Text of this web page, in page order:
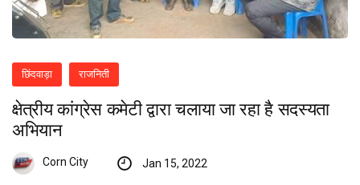
छिंदवाड़ा राजनिती
क्षेत्रीय कांग्रेस कमेटी द्वारा चलाया जा रहा है सदस्यता
अभियान
Corn City Jan 15, 2022